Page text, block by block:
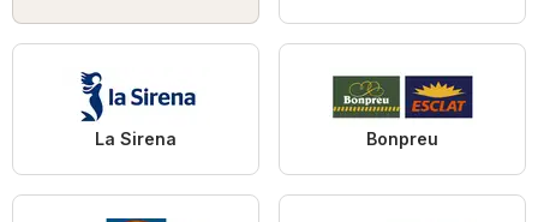
La Sirena Bonpreu